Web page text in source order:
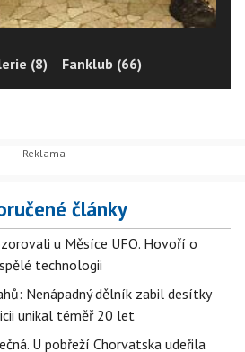
(8) Fanklub (66)
články
u Měsíce UFO. Hovoří o
technologii
Nenápadný dělník zabil desítky
unikal téměř 20 let
U pobřeží Chorvatska udeřila